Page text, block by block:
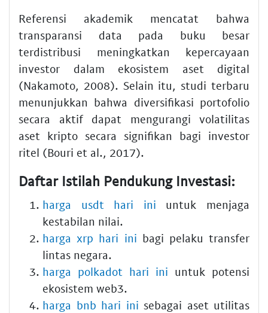
Referensi akademik mencatat bahwa
transparansi data pada buku besar
terdistribusi meningkatkan kepercayaan
investor dalam ekosistem aset digital
(Nakamoto, 2008). Selain itu, studi terbaru
menunjukkan bahwa diversifikasi portofolio
secara aktif dapat mengurangi volatilitas
aset kripto secara signifikan bagi investor
ritel (Bouri et al., 2017).
Daftar Istilah Pendukung Investasi:
harga usdt hari ini untuk menjaga
kestabilan nilai.
harga xrp hari ini bagi pelaku transfer
lintas negara.
harga polkadot hari ini untuk potensi
ekosistem web3.
harga bnb hari ini sebagai aset utilitas